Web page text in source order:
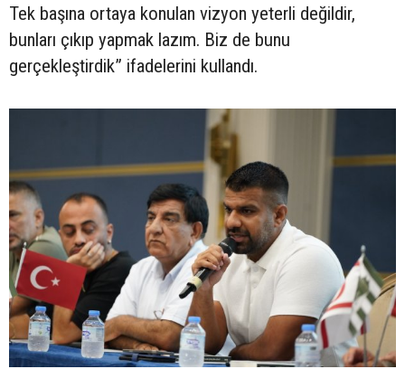
Tek başına ortaya konulan vizyon yeterli değildir,
bunları çıkıp yapmak lazım. Biz de bunu
gerçekleştirdik” ifadelerini kullandı.